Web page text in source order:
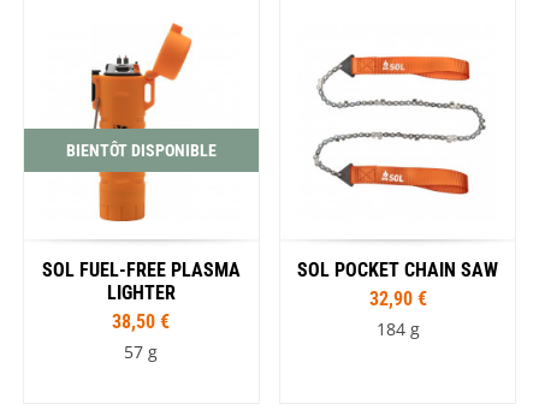
BIENTÔT DISPONIBLE
SOL FUEL-FREE PLASMA
LIGHTER
38,50 €
57 g
SOL POCKET CHAIN SAW
32,90 €
184 g